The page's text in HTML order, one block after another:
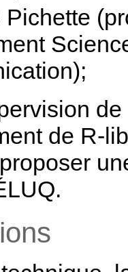
Pichette
de R-